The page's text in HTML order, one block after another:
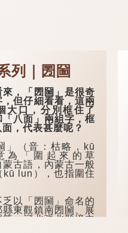
列｜圐圙
，「圐圙」是很奇
，但仔細看看，這兩
大口，分別框住了
「八面」兩組字，框
，代表甚麼呢？
（音：枯略，kū
為「圍起來的草
蒙古語，內蒙古一般
kū lun），也指圍住
「圐圙」命名的
東觀鎮南圐圙、展
等；河北張北縣境內